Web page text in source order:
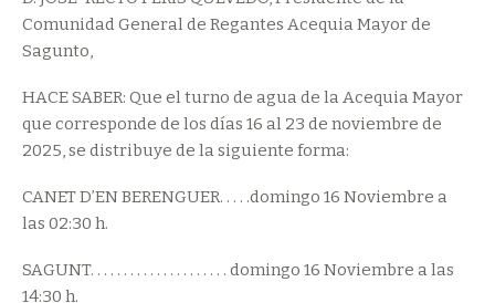
Comunidad General de Regantes Acequia Mayor de
Sagunto,
HACE SABER: Que el turno de agua de la Acequia Mayor
que corresponde de los días 16 al 23 de noviembre de
2025, se distribuye de la siguiente forma:
CANET D’EN BERENGUER. . . . .domingo 16 Noviembre a
las 02:30 h.
SAGUNT. . . . . . . . . . . . . . . . . . . . . domingo 16 Noviembre a las
14:30 h.